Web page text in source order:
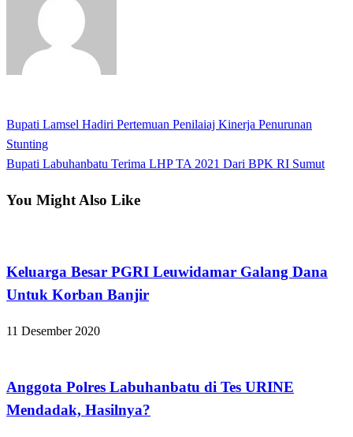
Navigasi
pos
Previous
Post
Bupati Lamsel Hadiri Pertemuan Penilaiaj Kinerja Penurunan
Stunting
Next
Bupati Labuhanbatu Terima LHP TA 2021 Dari BPK RI Sumut
You Might Also Like
Keluarga Besar PGRI Leuwidamar Galang Dana
Untuk Korban Banjir
11 Desember 2020
Anggota Polres Labuhanbatu di Tes URINE
Mendadak, Hasilnya?